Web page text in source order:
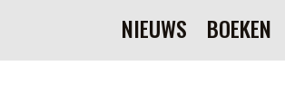
NIEUWS BOEKEN